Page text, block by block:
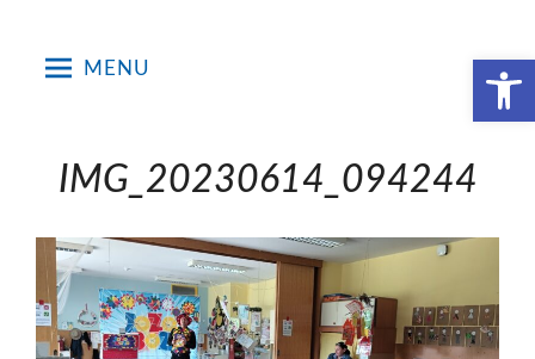
Open toolbar
MENU
IMG_20230614_094244